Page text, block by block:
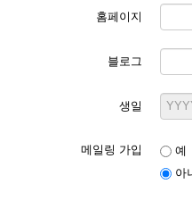
홈페이지
블로그
생일
메일링 가입
예
아